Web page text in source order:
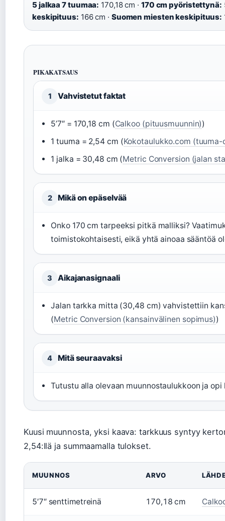
5 jalkaa 7 tuumaa: 170,18 cm · 170 cm pyöristettynä:
keskipituus: 166 cm · Suomen miesten keskipituus:
PIKAKATSAUS
1 Vahvistetut faktat
5’7″ = 170,18 cm (Calkoo (pituusmuunnin))
1 tuuma = 2,54 cm (Kokotaulukko.com
1 jalka = 30,48 cm (Metric Conversion (jalan
2 Mikä on epäselvää
Onko 170 cm tarpeeksi pitkä malliksi?
toimistokohtaisesti, eikä yhtä ainoaa sääntöä
3 Aikajanasignaali
Jalan tarkka mitta (30,48 cm) vahvistettiin
(Metric Conversion (kansainvälinen sopimus))
4 Mitä seuraavaksi
Tutustu alla olevaan muunnostaulukkoon ja opi
Kuusi muunnosta, yksi kaava: tarkkuus syntyy
2,54:llä ja summaamalla tulokset.
MUUNNOS ARVO
5′7″ senttimetreinä 170,18 cm